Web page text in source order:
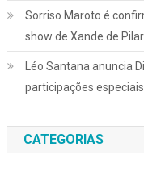
Sorriso Maroto é
show de Xande de
Léo Santana anuncia
participações
CATEGORIAS